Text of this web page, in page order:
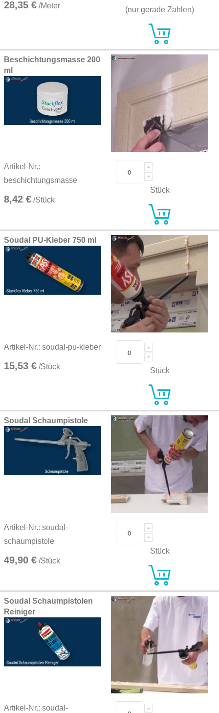
28,35 € /Meter
(nur gerade Zahlen)
Beschichtungsmasse 200
ml
Artikel-Nr.:
beschichtungsmasse
8,42 € /Stück
Stück
Soudal PU-Kleber 750 ml
Artikel-Nr.: soudal-pu-kleber
15,53 € /Stück Stück
Soudal Schaumpistole
Artikel-Nr.: soudal-
schaumpistole
49,90 € /Stück
Stück
Soudal Schaumpistolen
Reiniger
Artikel-Nr.: soudal-